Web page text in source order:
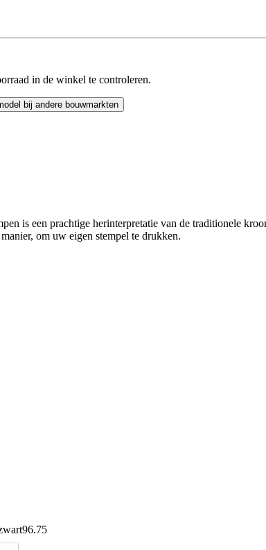
in de winkel te controleren.
bij andere bouwmarkten
is een prachtige herinterpretatie van de traditionele
om uw eigen stempel te drukken.
96.75